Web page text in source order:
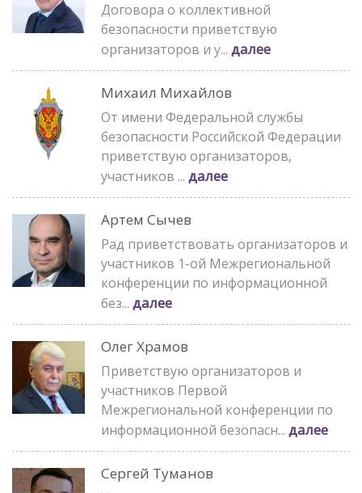
Договора о коллективной
безопасности приветствую
организаторов и у... далее
Михаил Михайлов
От имени Федеральной службы
безопасности Российской Федерации
приветствую организаторов,
участников ... далее
Артем Сычев
Рад приветствовать организаторов и
участников 1-ой Межрегиональной
конференции по информационной
без... далее
Олег Храмов
Приветствую организаторов и
участников Первой
Межрегиональной конференции по
информационной безопасн... далее
Сергей Туманов